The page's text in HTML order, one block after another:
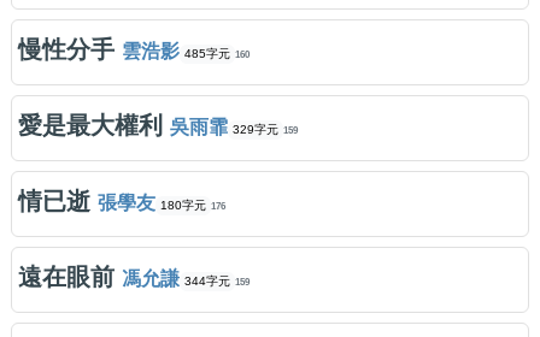
慢性分手 雲浩影 485字元 160
愛是最大權利 吳雨霏 329字元 159
情已逝 張學友 180字元 176
遠在眼前 馮允謙 344字元 159